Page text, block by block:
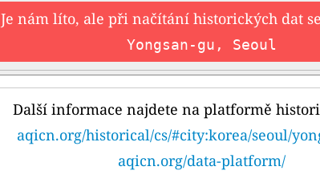
Je nám líto, ale při načítání historických dat
Yongsan-gu, Seoul
Další informace najdete na platformě
aqicn.org/historical/cs/#city:korea/seoul/
aqicn.org/data-platform/